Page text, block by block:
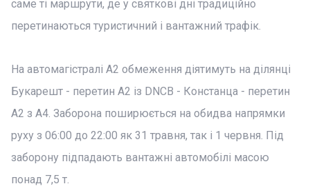
саме ті маршрути, де у святкові дні традиційно
перетинаються туристичний і вантажний трафік.
На автомагістралі A2 обмеження діятимуть на ділянці
Букарешт - перетин A2 із DNCB - Констанца - перетин
A2 з А4. Заборона поширюється на обидва напрямки
руху з 06:00 до 22:00 як 31 травня, так і 1 червня. Під
заборону підпадають вантажні автомобілі масою
понад 7,5 т.